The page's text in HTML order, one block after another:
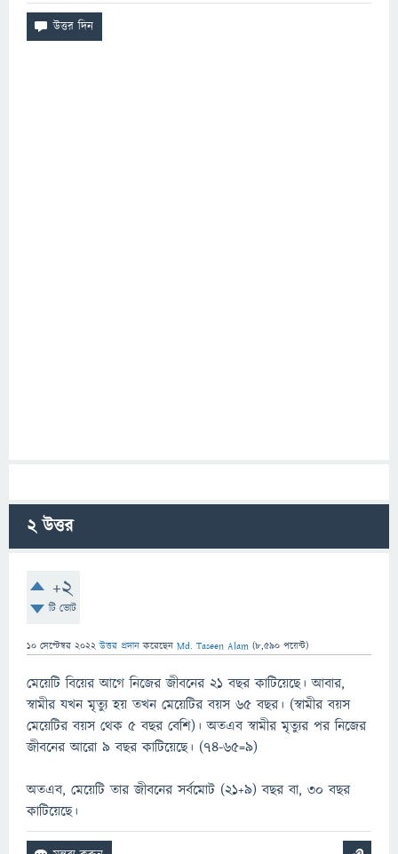
2উত্তর
+2
টি ভোট
10 সেপ্টেম্বর 2022 উত্তর প্রদান করেছেন Md. Taseen Alam (8,590 পয়েন্ট)
মেয়েটি বিয়ের আগে নিজের জীবনের ২১ বছর কাটিয়েছে। আবার,
স্বামীর যখন মৃত্যু হয় তখন মেয়েটির বয়স ৬৫ বছর। (স্বামীর বয়স
মেয়েটির বয়স থেক ৫ বছর বেশি)। অতএব স্বামীর মৃত্যুর পর নিজের
জীবনের আরো ৯ বছর কাটিয়েছে। (৭৪-৬৫=৯)
অতএব, মেয়েটি তার জীবনের সর্বমোট (২১+৯) বছর বা, ৩০ বছর
কাটিয়েছে।